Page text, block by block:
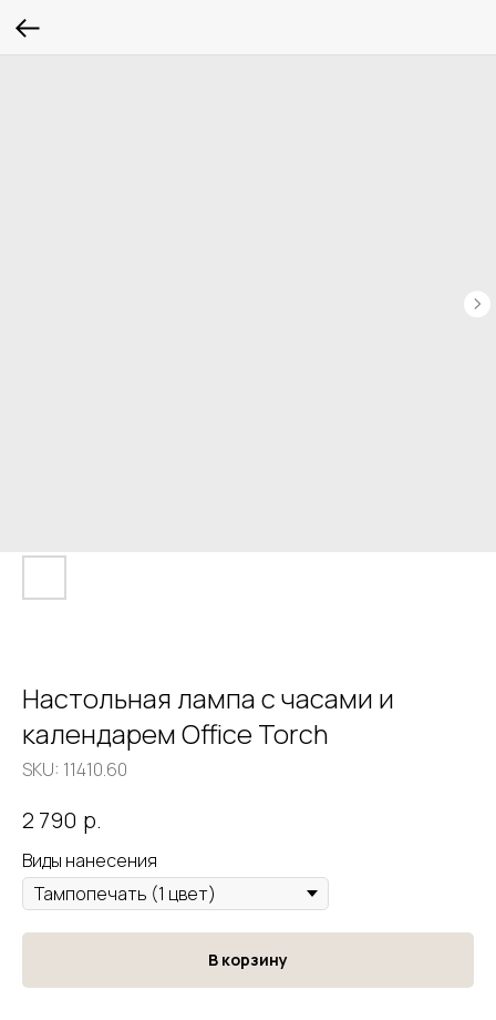
Настольная лампа с часами и
календарем Office Torch
SKU: 11410.60
2 790 р.
Виды нанесения
В корзину